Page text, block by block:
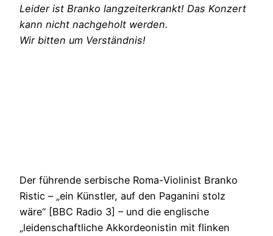
Leider ist Branko langzeiterkrankt! Das Konzert
kann nicht nachgeholt werden.
Wir bitten um Verständnis!
Der führende serbische Roma-Violinist Branko
Ristic – „ein Künstler, auf den Paganini stolz
wäre“ [BBC Radio 3] – und die englische
„leidenschaftliche Akkordeonistin mit flinken